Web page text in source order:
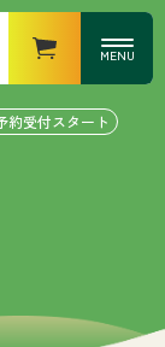
MENU
約受付スタート